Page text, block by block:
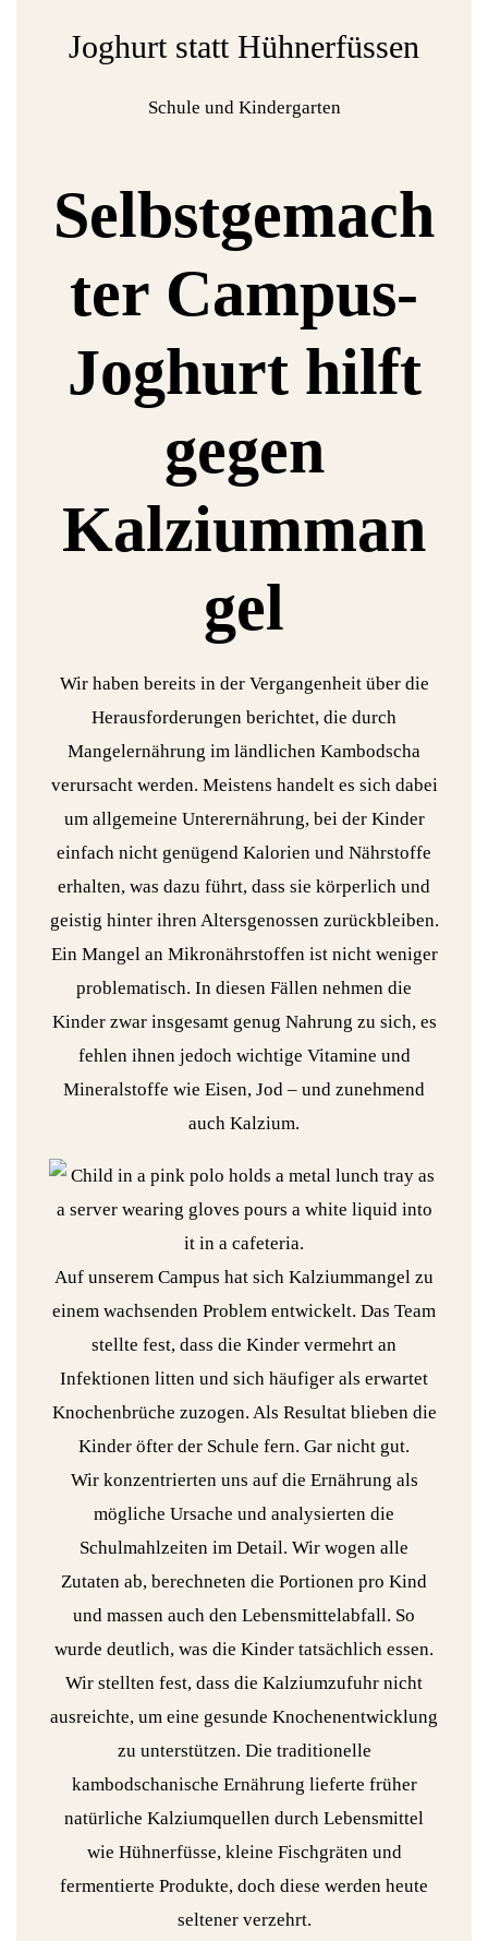
Joghurt statt Hühnerfüssen
Schule und Kindergarten
Selbstgemach
ter Campus-
Joghurt hilft
gegen
Kalziumman
gel
Wir haben bereits in der Vergangenheit über die
Herausforderungen berichtet, die durch
Mangelernährung im ländlichen Kambodscha
verursacht werden. Meistens handelt es sich dabei
um allgemeine Unterernährung, bei der Kinder
einfach nicht genügend Kalorien und Nährstoffe
erhalten, was dazu führt, dass sie körperlich und
geistig hinter ihren Altersgenossen zurückbleiben.
Ein Mangel an Mikronährstoffen ist nicht weniger
problematisch. In diesen Fällen nehmen die
Kinder zwar insgesamt genug Nahrung zu sich, es
fehlen ihnen jedoch wichtige Vitamine und
Mineralstoffe wie Eisen, Jod – und zunehmend
auch Kalzium.
Auf unserem Campus hat sich Kalziummangel zu
einem wachsenden Problem entwickelt. Das Team
stellte fest, dass die Kinder vermehrt an
Infektionen litten und sich häufiger als erwartet
Knochenbrüche zuzogen. Als Resultat blieben die
Kinder öfter der Schule fern. Gar nicht gut.
Wir konzentrierten uns auf die Ernährung als
mögliche Ursache und analysierten die
Schulmahlzeiten im Detail. Wir wogen alle
Zutaten ab, berechneten die Portionen pro Kind
und massen auch den Lebensmittelabfall. So
wurde deutlich, was die Kinder tatsächlich essen.
Wir stellten fest, dass die Kalziumzufuhr nicht
ausreichte, um eine gesunde Knochenentwicklung
zu unterstützen. Die traditionelle
kambodschanische Ernährung lieferte früher
natürliche Kalziumquellen durch Lebensmittel
wie Hühnerfüsse, kleine Fischgräten und
fermentierte Produkte, doch diese werden heute
seltener verzehrt.